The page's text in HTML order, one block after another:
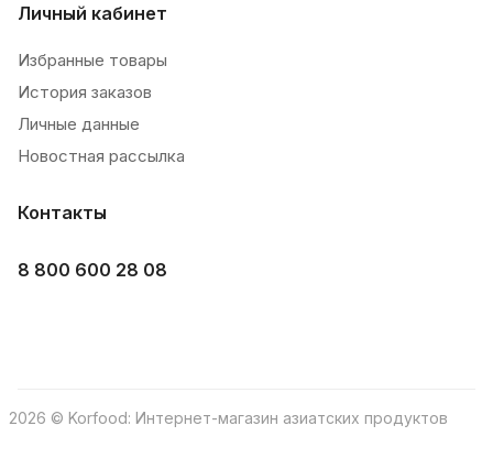
Личный кабинет
Избранные товары
История заказов
Личные данные
Новостная рассылка
Контакты
8 800 600 28 08
2026 © Korfood: Интернет-магазин азиатских продуктов